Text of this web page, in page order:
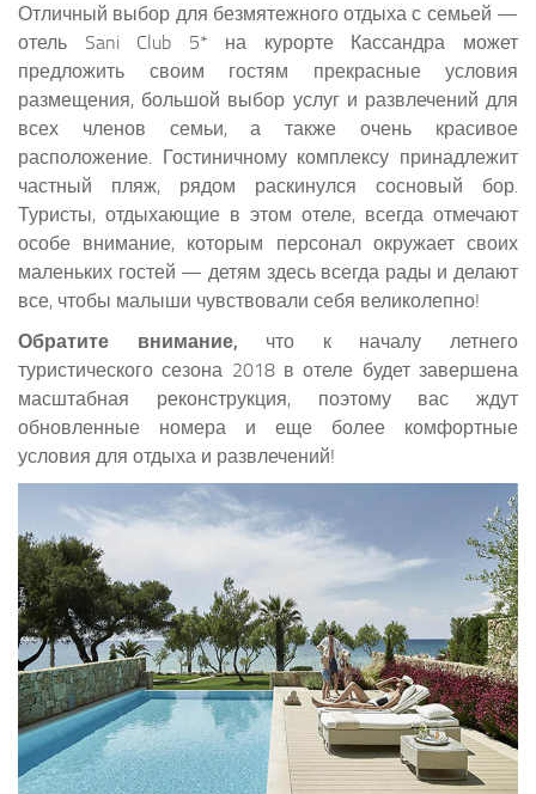
Отличный выбор для безмятежного отдыха с семьей —
отель Sani Club 5* на курорте Кассандра может
предложить своим гостям прекрасные условия
размещения, большой выбор услуг и развлечений для
всех членов семьи, а также очень красивое
расположение. Гостиничному комплексу принадлежит
частный пляж, рядом раскинулся сосновый бор.
Туристы, отдыхающие в этом отеле, всегда отмечают
особе внимание, которым персонал окружает своих
маленьких гостей — детям здесь всегда рады и делают
все, чтобы малыши чувствовали себя великолепно!
Обратите внимание, что к началу летнего
туристического сезона 2018 в отеле будет завершена
масштабная реконструкция, поэтому вас ждут
обновленные номера и еще более комфортные
условия для отдыха и развлечений!